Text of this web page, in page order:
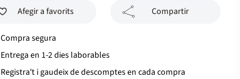
Afegir a favorits Compartir
Compra segura
Entrega en 1-2 dies laborables
Registra't i gaudeix de descomptes en cada compra